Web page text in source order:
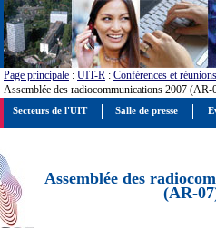
Page principale : UIT-R : Conférences et réunions
Assemblée des radiocommunications 2007 (AR-
Assemblée des
(AR-
Secteurs de l'UIT Salle de presse